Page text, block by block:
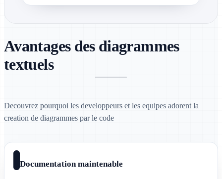
Avantages des diagrammes
textuels
Decouvrez pourquoi les developpeurs et les equipes adorent la
creation de diagrammes par le code
Documentation maintenable